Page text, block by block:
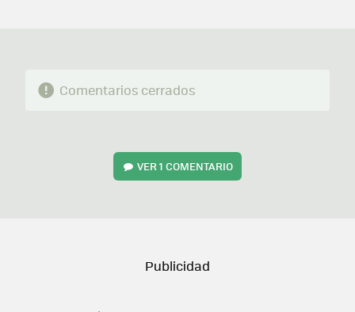
Comentarios cerrados
VER1 COMENTARIO